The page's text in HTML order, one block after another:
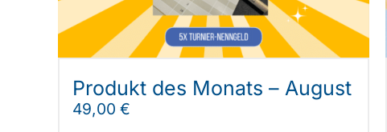
Produkt des Monats – August
49,00 €